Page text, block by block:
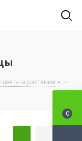
и растения
-
0